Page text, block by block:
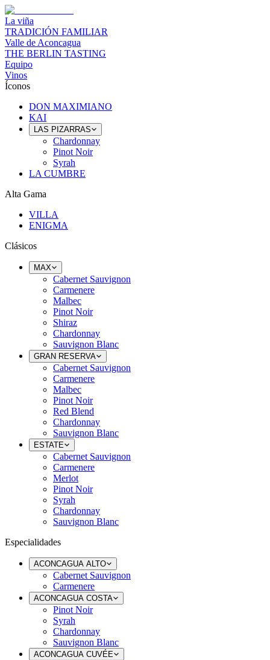
La viña
TRADICIÓN FAMILIAR
Valle de Aconcagua
THE BERLIN TASTING
Equipo
Vinos
Íconos
DON MAXIMIANO
KAI
LAS PIZARRAS
Chardonnay
Pinot Noir
Syrah
LA CUMBRE
Alta Gama
VILLA
ENIGMA
Clásicos
MAX
Cabernet Sauvignon
Carmenere
Malbec
Pinot Noir
Shiraz
Chardonnay
Sauvignon Blanc
GRAN RESERVA
Cabernet Sauvignon
Carmenere
Malbec
Pinot Noir
Red Blend
Chardonnay
Sauvignon Blanc
ESTATE
Cabernet Sauvignon
Carmenere
Merlot
Pinot Noir
Syrah
Chardonnay
Sauvignon Blanc
Especialidades
ACONCAGUA ALTO
Cabernet Sauvignon
Carmenere
ACONCAGUA COSTA
Pinot Noir
Syrah
Chardonnay
Sauvignon Blanc
ACONCAGUA CUVÉE